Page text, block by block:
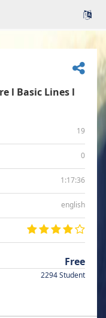
l Basic Lines l
19
0
1:17:36
english
Free
2294 Student